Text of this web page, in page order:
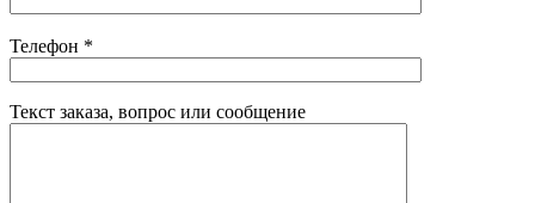
Телефон *
Текст заказа, вопрос или сообщение